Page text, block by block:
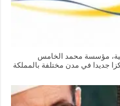
مؤسسة محمد الخامس